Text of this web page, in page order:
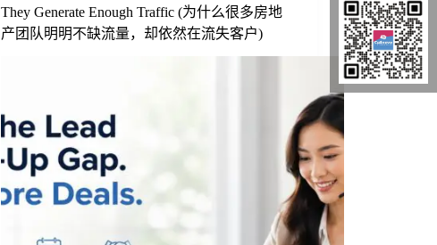
They Generate Enough Traffic (为什么很多房地
产团队明明不缺流量，却依然在流失客户)